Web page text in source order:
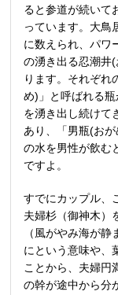
ると参道が続いて
っています。大鳥
に数えられ、パワ
の湧き出る忍潮井
ります。それぞれ
め)」と呼ばれる
を湧き出し続けて
あり、「男瓶(お
の水を男性が飲む
ですよ。
すでにカップル、
夫婦杉（御神木）
（風がやみ海が
にという意味や、
ことから、夫婦円
の幹が途中から分